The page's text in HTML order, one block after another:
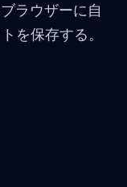
ラウザーに自
を保存する。